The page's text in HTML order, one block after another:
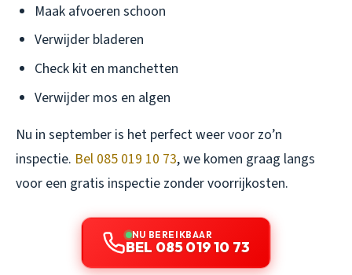
Maak afvoeren schoon
Verwijder bladeren
Check kit en manchetten
Verwijder mos en algen
Nu in september is het perfect weer voor zo’n
inspectie. Bel 085 019 10 73, we komen graag langs
voor een gratis inspectie zonder voorrijkosten.
NU BEREIKBAAR
BEL 085 019 10 73